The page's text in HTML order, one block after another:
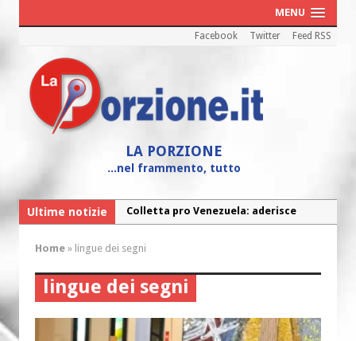
MENU
Facebook Twitter Feed RSS
LA PORZIONE
...nel frammento, tutto
Ultime notizie
Colletta pro Venezuela: aderisce
Fine vita: la Chiesa Cattolica inglese si
Montesilvano: “Tanta la devozione”
Torna la festa di Sant’Andrea:
“Chiediamogli di legarci al bene”
Home » lingue dei segni
lingue dei segni